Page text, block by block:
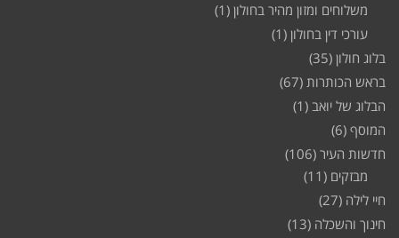
משלוחים ומזון מהיר בחולון (1)
עורכי דין בחולון (1)
בלוג חולון (35)
בראש הכותרות (67)
הבלוג של יואב (1)
המוסף (6)
חדשות העיר (106)
מבזקים (11)
חיי לילה (27)
חינוך והשכלה (13)